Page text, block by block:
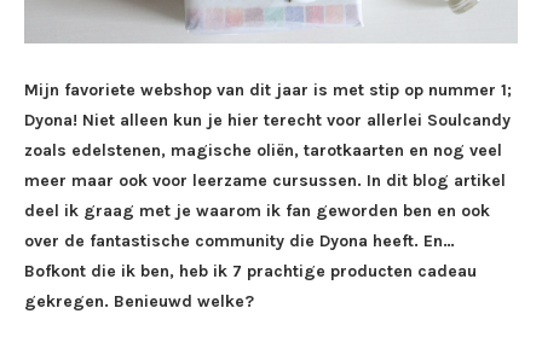
Mijn favoriete webshop van dit jaar is met stip op nummer 1;
Dyona! Niet alleen kun je hier terecht voor allerlei Soulcandy
zoals edelstenen, magische oliën, tarotkaarten en nog veel
meer maar ook voor leerzame cursussen. In dit blog artikel
deel ik graag met je waarom ik fan geworden ben en ook
over de fantastische community die Dyona heeft. En…
Bofkont die ik ben, heb ik 7 prachtige producten cadeau
gekregen. Benieuwd welke?